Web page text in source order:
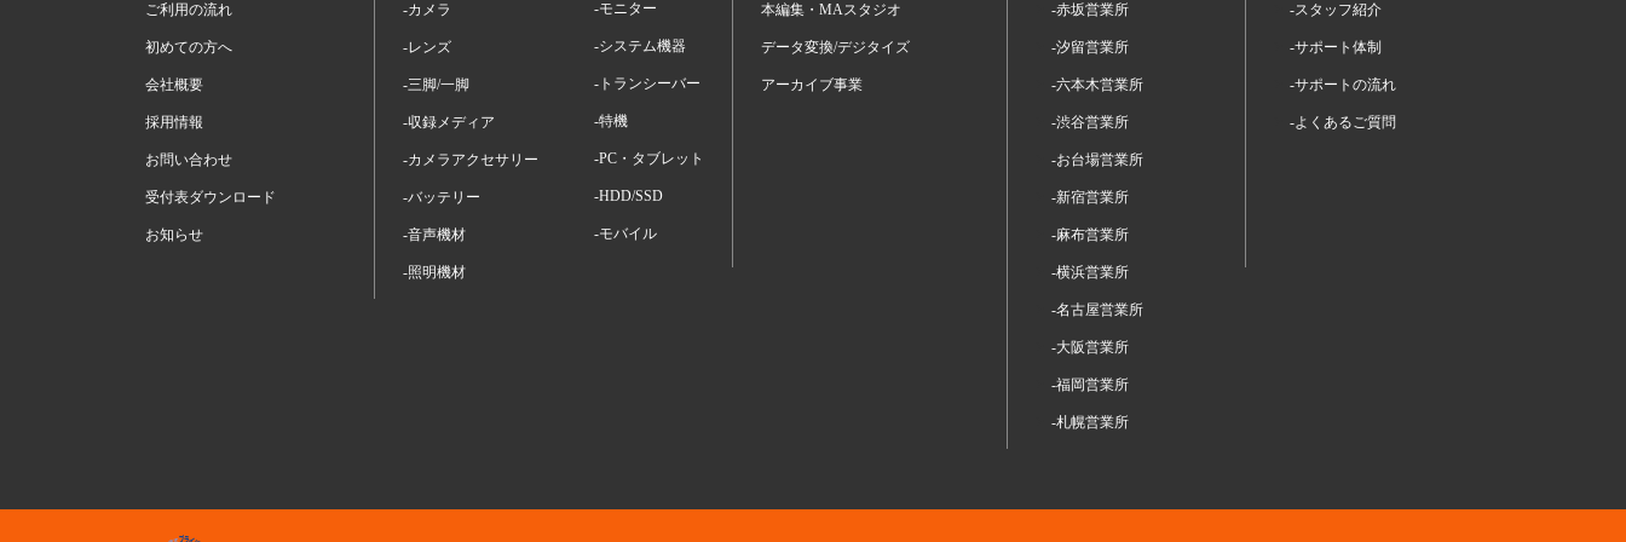
ご利用の流れ
初めての方へ
会社概要
採用情報
お問い合わせ
受付表ダウンロード
お知らせ
-カメラ
-レンズ
-三脚/一脚
-収録メディア
-カメラアクセサリー
-バッテリー
-音声機材
-照明機材
-モニター
-システム機器
-トランシーバー
-特機
-PC・タブレット
-HDD/SSD
-モバイル
本編集・MAスタジオ
データ変換/デジタイズ
アーカイブ事業
-赤坂営業所
-汐留営業所
-六本木営業所
-渋谷営業所
-お台場営業所
-新宿営業所
-麻布営業所
-横浜営業所
-名古屋営業所
-大阪営業所
-福岡営業所
-札幌営業所
-スタッフ紹介
-サポート体制
-サポートの流れ
-よくあるご質問